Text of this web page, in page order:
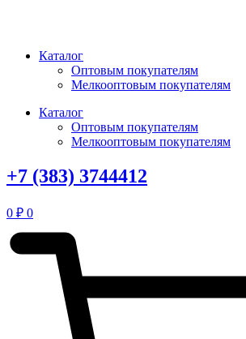
Каталог
Оптовым покупателям
Мелкооптовым покупателям
Каталог
Оптовым покупателям
Мелкооптовым покупателям
+7 (383) 3744412
0 ₽ 0